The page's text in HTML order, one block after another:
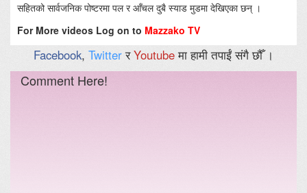
सहितको सार्वजनिक पोष्टरमा पल र आँचल दुबै स्याड मुडमा देखिएका छन् ।
For More videos Log on to Mazzako TV
Facebook, TwitterरYoutubeमा हामी तपाईं संगै छौँ ।
Comment Here!